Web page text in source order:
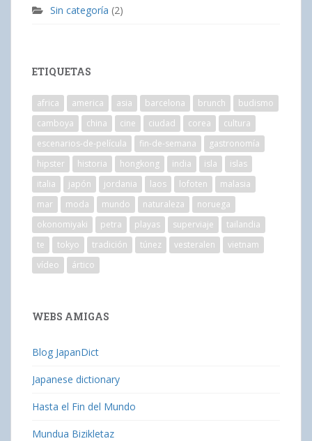
Sin categoría (2)
ETIQUETAS
africa america asia barcelona brunch
budismo
camboya
china cine ciudad corea
cultura
escenarios-de-película
fin-de-semana
gastronomía
hipster
historia hongkong india isla
islas
italia
japón jordania laos lofoten
malasia
mar
moda mundo naturaleza
noruega
okonomiyaki
petra playas superviaje
tailandia
te
tokyo tradición túnez vesteralen
vietnam
vídeo
ártico
WEBS AMIGAS
Blog JapanDict
Japanese dictionary
Hasta el Fin del Mundo
Mundua Bizikletaz